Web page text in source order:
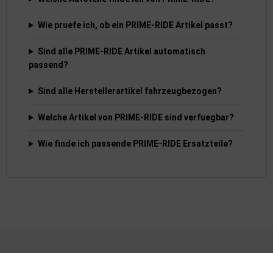
Wie pruefe ich, ob ein PRIME-RIDE Artikel passt?
Sind alle PRIME-RIDE Artikel automatisch
passend?
Sind alle Herstellerartikel fahrzeugbezogen?
Welche Artikel von PRIME-RIDE sind verfuegbar?
Wie finde ich passende PRIME-RIDE Ersatzteile?